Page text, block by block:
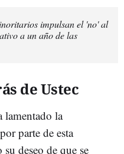
impulsan el 'no' al
a un año de las
de Ustec
lamentado la
parte de esta
deseo de que se